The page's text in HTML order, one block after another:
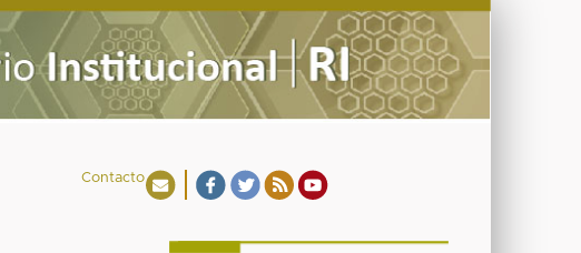
Contacto